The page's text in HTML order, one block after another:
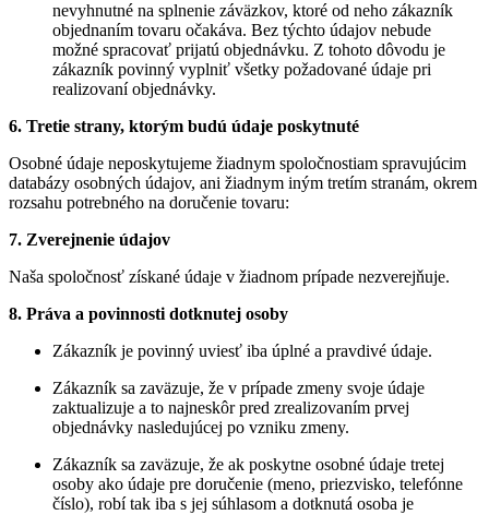
nevyhnutné na splnenie záväzkov, ktoré od neho zákazník
objednaním tovaru očakáva. Bez týchto údajov nebude
možné spracovať prijatú objednávku. Z tohoto dôvodu je
zákazník povinný vyplniť všetky požadované údaje pri
realizovaní objednávky.
6. Tretie strany, ktorým budú údaje poskytnuté
Osobné údaje neposkytujeme žiadnym spoločnostiam spravujúcim
databázy osobných údajov, ani žiadnym iným tretím stranám, okrem
rozsahu potrebného na doručenie tovaru:
7. Zverejnenie údajov
Naša spoločnosť získané údaje v žiadnom prípade nezverejňuje.
8. Práva a povinnosti dotknutej osoby
Zákazník je povinný uviesť iba úplné a pravdivé údaje.
Zákazník sa zaväzuje, že v prípade zmeny svoje údaje
zaktualizuje a to najneskôr pred zrealizovaním prvej
objednávky nasledujúcej po vzniku zmeny.
Zákazník sa zaväzuje, že ak poskytne osobné údaje tretej
osoby ako údaje pre doručenie (meno, priezvisko, telefónne
číslo), robí tak iba s jej súhlasom a dotknutá osoba je